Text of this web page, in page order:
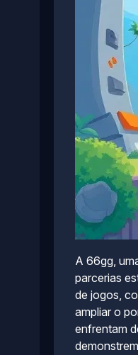
A 66gg,
parcerias
de jogos,
ampliar o
enfrentam